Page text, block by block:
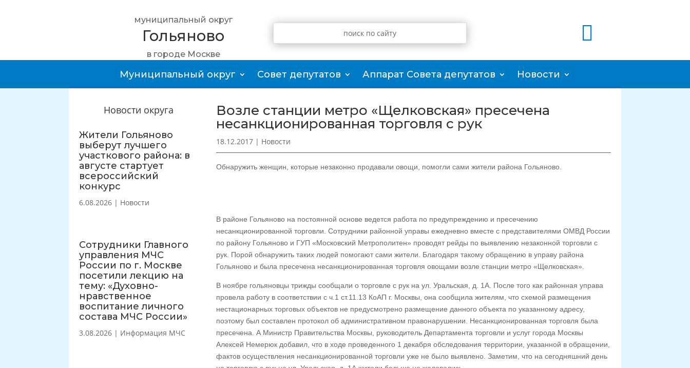
муниципальный округ
Гольяново
в городе Москве

Муниципальный округ Совет депутатов Аппарат Совета депутатов Новости
Новости округа
Жители Гольяново
выберут лучшего
участкового района: в
августе стартует
всероссийский
конкурс
6.08.2026 | Новости
Сотрудники Главного
управления МЧС
России по г. Москве
посетили лекцию на
тему: «Духовно-
нравственное
воспитание личного
состава МЧС России»
3.08.2026 | Информация МЧС
Возле станции метро «Щелковская» пресечена
несанкционированная торговля с рук
18.12.2017| Новости
Обнаружить женщин, которые незаконно продавали овощи, помогли сами жители района Гольяново.
В районе Гольяново на постоянной основе ведется работа по предупреждению и пресечению
несанкционированной торговли. Сотрудники районной управы ежедневно вместе с представителями ОМВД России
по району Гольяново и ГУП «Московский Метрополитен» проводят рейды по выявлению незаконной торговли с
рук. Порой обнаружить таких людей помогают сами жители. Благодаря такому обращению в управу района
Гольяново и была пресечена несанкционированная торговля овощами возле станции метро «Щелковская».
В ноябре гольяновцы трижды сообщали о торговле с рук на ул. Уральская, д. 1А. После того как районная управа
провела работу в соответствии с ч.1 ст.11.13 КоАП г. Москвы, она сообщила жителям, что схемой размещения
нестационарных торговых объектов не предусмотрено размещение данного объекта по указанному адресу,
поэтому был составлен протокол об административном правонарушении. Несанкционированная торговля была
пресечена. А Министр Правительства Москвы, руководитель Департамента торговли и услуг города Москвы
Алексей Немерюк добавил, что в ходе проведенного 1 декабря обследования территории, указанной в обращении,
фактов осуществления несанкционированной торговли уже не было выявлено. Заметим, что на сегодняшний день